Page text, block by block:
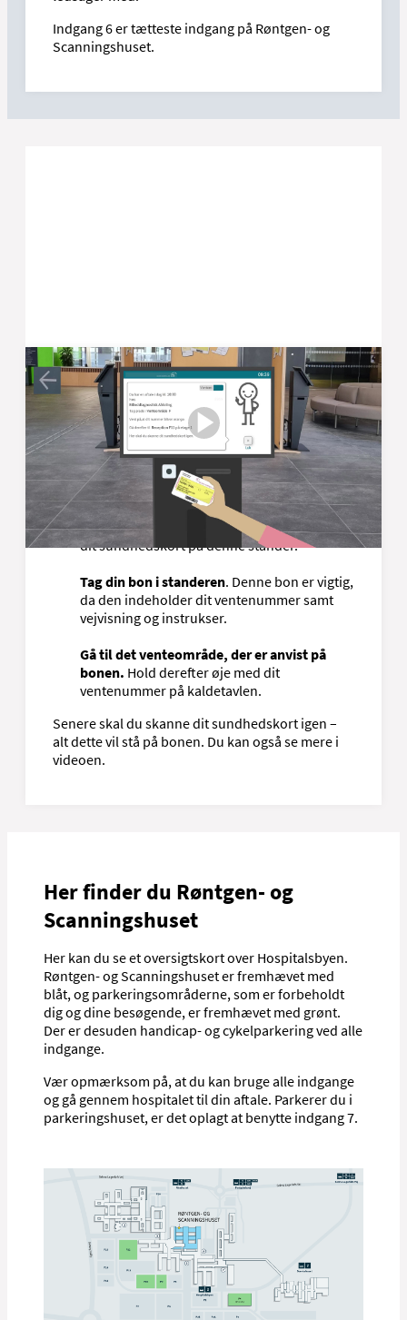
Indgang 6 er tætteste indgang på Røntgen- og
Scanningshuset.
Sådan registrerer du din
ankomst
Når du kommer ind ad indgangen:
Meld din ankomst på standeren ved
indgangen. Det er vigtigt, at du får registreret
dit sundhedskort på denne stander.
Tag din bon i standeren. Denne bon er vigtig,
da den indeholder dit ventenummer samt
vejvisning og instrukser.
Gå til det venteområde, der er anvist på
bonen. Hold derefter øje med dit
ventenummer på kaldetavlen.
Senere skal du skanne dit sundhedskort igen –
alt dette vil stå på bonen. Du kan også se mere i
videoen.
Her finder du Røntgen- og
Scanningshuset
Her kan du se et oversigtskort over Hospitalsbyen.
Røntgen- og Scanningshuset er fremhævet med
blåt, og parkeringsområderne, som er forbeholdt
dig og dine besøgende, er fremhævet med grønt.
Der er desuden handicap- og cykelparkering ved alle
indgange.
Vær opmærksom på, at du kan bruge alle indgange
og gå gennem hospitalet til din aftale. Parkerer du i
parkeringshuset, er det oplagt at benytte indgang 7.